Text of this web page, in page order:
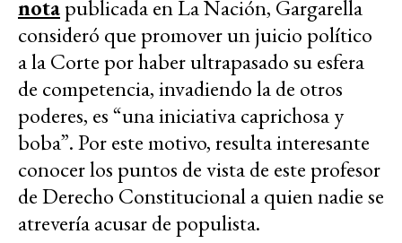
notapublicada en La Nación, Gargarella
consideró que promover un juicio político
a la Corte por haber ultrapasado su esfera
de competencia, invadiendo la de otros
poderes, es “una iniciativa caprichosa y
boba”. Por este motivo, resulta interesante
conocer los puntos de vista de este profesor
de Derecho Constitucional a quien nadie se
atrevería acusar de populista.